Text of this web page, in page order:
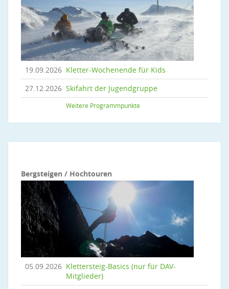
19.09.2026 Kletter-Wochenende für Kids
27.12.2026 Skifahrt der Jugendgruppe
Weitere Programmpunkte
Bergsteigen / Hochtouren
05.09.2026 Klettersteig-Basics (nur für DAV-
Mitglieder)